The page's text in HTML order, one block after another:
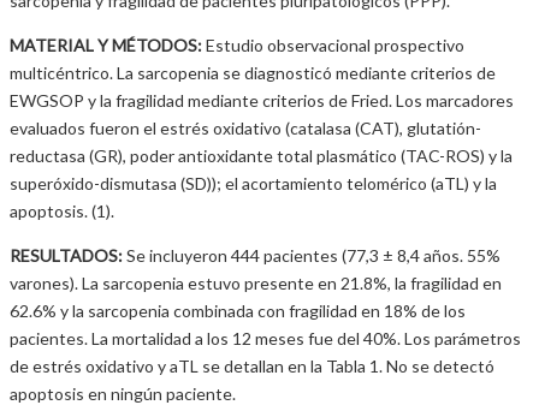
MATERIAL Y MÉTODOS:Estudio observacional prospectivo
multicéntrico. La sarcopenia se diagnosticó mediante criterios de
EWGSOP y la fragilidad mediante criterios de Fried. Los marcadores
evaluados fueron el estrés oxidativo (catalasa (CAT), glutatión-
reductasa (GR), poder antioxidante total plasmático (TAC-ROS) y la
superóxido-dismutasa (SD)); el acortamiento telomérico (aTL) y la
apoptosis. (1).
RESULTADOS:Se incluyeron 444 pacientes (77,3 ± 8,4 años. 55%
varones). La sarcopenia estuvo presente en 21.8%, la fragilidad en
62.6% y la sarcopenia combinada con fragilidad en 18% de los
pacientes. La mortalidad a los 12 meses fue del 40%. Los parámetros
de estrés oxidativo y aTL se detallan en la Tabla 1. No se detectó
apoptosis en ningún paciente.